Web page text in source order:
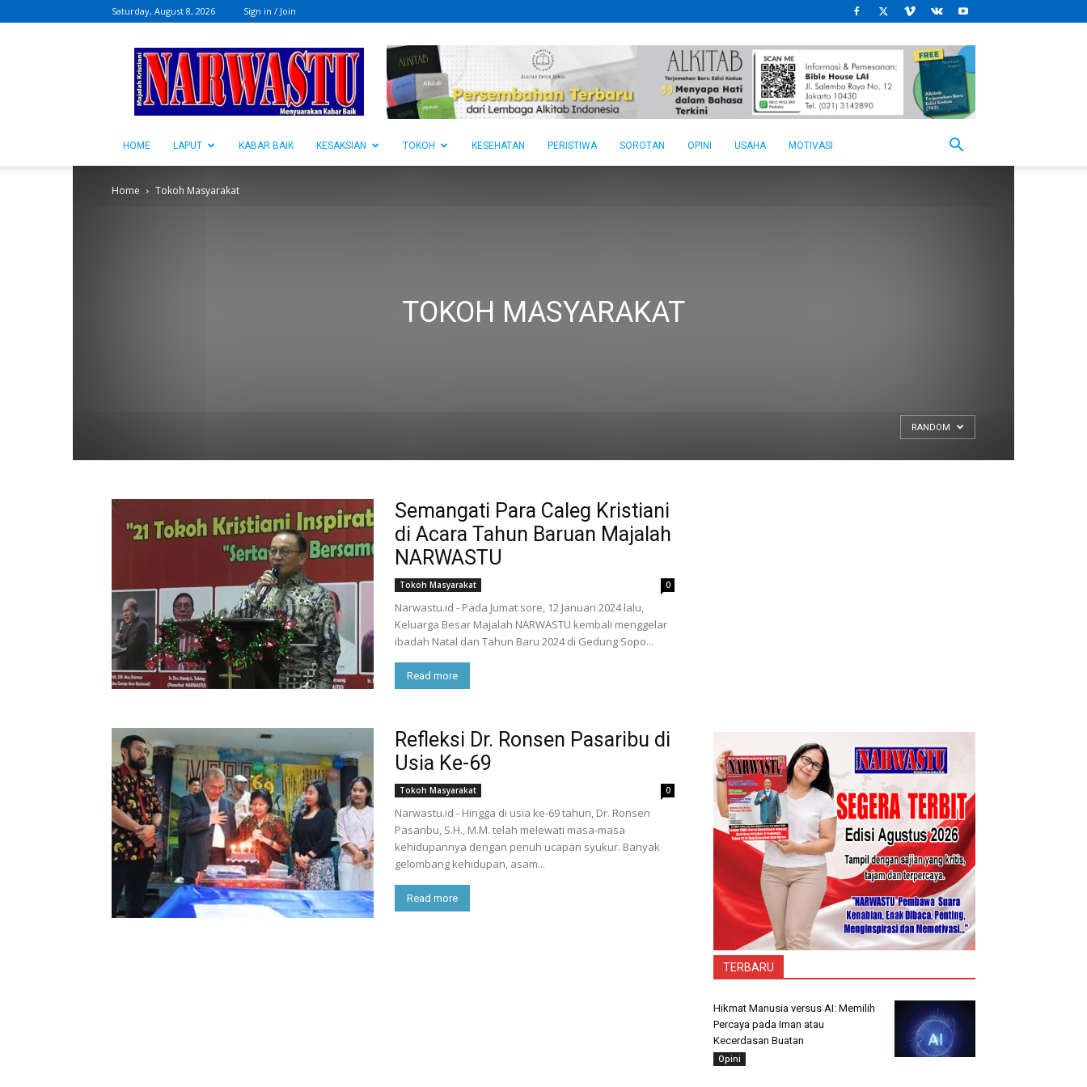
Saturday, August 8, 2026 Sign in / Join
NARWASTU.ID
HOME LAPUT KABAR BAIK KESAKSIAN TOKOH KESEHATAN PERISTIWA SOROTAN OPINI USAHA MOTIVASI
Home Tokoh Masyarakat
TOKOH MASYARAKAT
RANDOM
Semangati Para Caleg Kristiani
di Acara Tahun Baruan Majalah
NARWASTU
Tokoh Masyarakat 0
Narwastu.id - Pada Jumat sore, 12 Januari 2024 lalu,
Keluarga Besar Majalah NARWASTU kembali menggelar
ibadah Natal dan Tahun Baru 2024 di Gedung Sopo...
Read more
Refleksi Dr. Ronsen Pasaribu di
Usia Ke-69
Tokoh Masyarakat 0
Narwastu.id - Hingga di usia ke-69 tahun, Dr. Ronsen
Pasaribu, S.H., M.M. telah melewati masa-masa
kehidupannya dengan penuh ucapan syukur. Banyak
gelombang kehidupan, asam...
Read more
TERBARU
Hikmat Manusia versus AI: Memilih
Percaya pada Iman atau
Kecerdasan Buatan
Opini